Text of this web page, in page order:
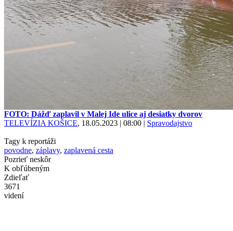
FOTO: Dážď zaplavil v Malej Ide ulice aj desiatky dvorov
TELEVÍZIA KOŠICE, 18.05.2023 | 08:00 | Spravodajstvo
Tagy k reportáži
povodne, záplavy, zaplavená cesta
Pozrieť neskôr
K obľúbeným
Zdieľať
3671
videní